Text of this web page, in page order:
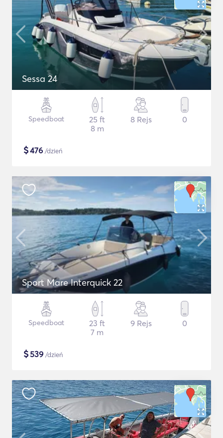
Sessa 24
Speedboat
25 ft
8 m
8 Rejs 0
$476 /dzień
Sport Mare Interquick 22
Speedboat
23 ft
7 m
9 Rejs 0
$539 /dzień